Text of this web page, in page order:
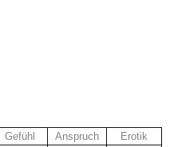
Gefühl Anspruch
Erotik